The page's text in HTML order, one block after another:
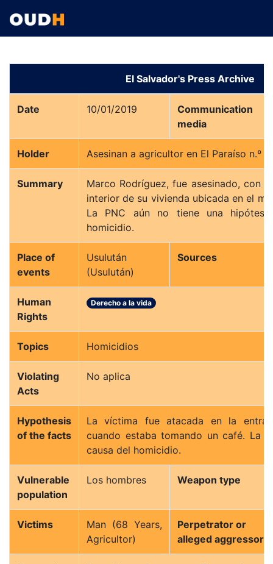
El Salvador's Press Archive
Date 10/01/2019
Communication
media
Holder Asesinan a agricultor en El Paraíso n.º 2
Summary
Marco Rodríguez, fue asesinado, con
interior de su vivienda ubicada en el
La PNC aún no tiene una
homicidio.
Place of
events
Usulután
(Usulután)
Sources
Human
Rights
Derecho a la vida
Topics Homicidios
Violating
Acts
No aplica
Hypothesis
of the facts
La víctima fue atacada en la
cuando estaba tomando un café. La
causa del homicidio.
Vulnerable
population
Los hombres Weapon type
Victims
Man (68 Years,
Agricultor)
Perpetrator or
alleged aggressor